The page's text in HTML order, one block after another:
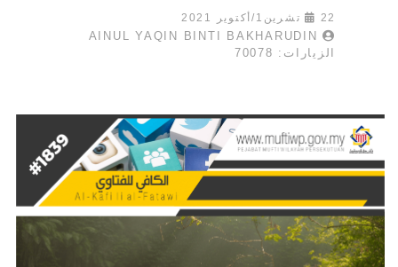
22 تشرين1/أكتوير 2021
AINUL YAQIN BINTI BAKHARUDIN
الزيارات: 70078